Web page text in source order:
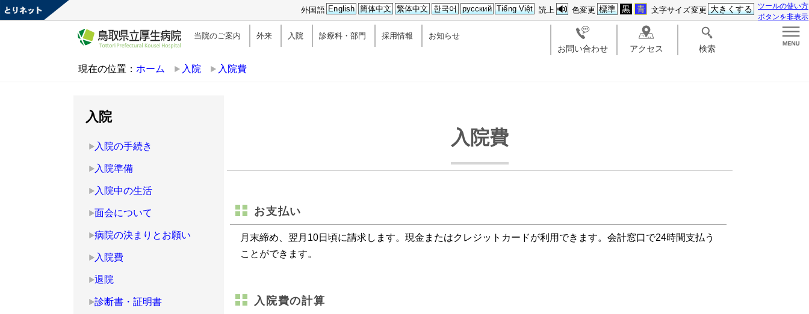
ツールの使い方
ボタンを非表示
文字サイズ変更 大きくする
色変更 標準 黒 青
読上
外国語 English 簡体中文 繁体中文 한국어 русский Tiếng Việt
当院のご案内 外来 入院 診療科・部門 採用情報 お知らせ
お問い合わせ アクセス 検索
現在の位置： ホーム 入院 入院費
入院
入院の手続き
入院準備
入院中の生活
面会について
病院の決まりとお願い
入院費
退院
診断書・証明書
入院費
お支払い
月末締め、翌月10日頃に請求します。現金またはクレジットカードが利用できます。会計窓口で24時間支払う
ことができます。
入院費の計算